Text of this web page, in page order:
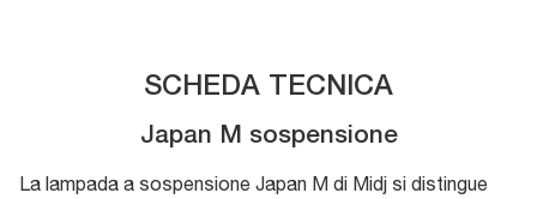
SCHEDA TECNICA
Japan M sospensione
La lampada a sospensione Japan M di Midj si distingue